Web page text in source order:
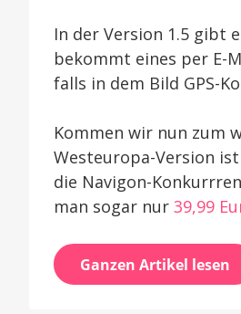
In der Version 1.5 gibt
bekommt eines per E-
falls in dem Bild GPS-
Kommen wir nun zum
Westeuropa-Version
die Navigon-
man sogar nur 39,99
Ganzen Artikel lesen